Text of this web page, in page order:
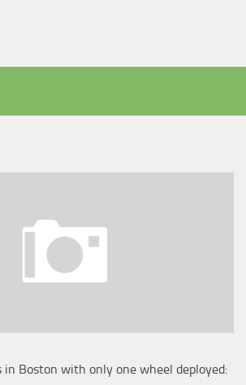
Boston with only one wheel deployed: